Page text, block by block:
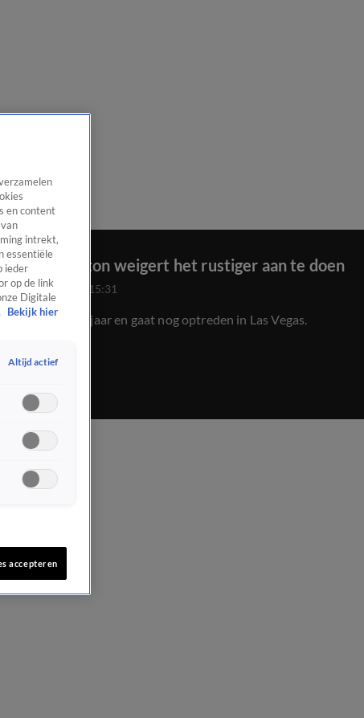
Dolly Parton weigert het rustiger aan te doen
25 juni 2025, 15:31
Ze wordt 80 jaar en gaat nog optreden in Las Vegas.
en content
intrekt,
essentiële
ieder
op de link
Digitale
Bekijk hier
Altijd actief
accepteren